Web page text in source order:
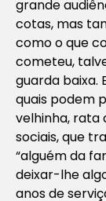
grande
cotas, mas
como o que
cometeu,
guarda baixa.
quais podem
velhinha, rata
sociais, que
“alguém da
deixar-lhe
anos de